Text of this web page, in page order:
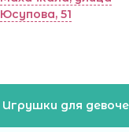
Юсупова, 51
Игрушки для